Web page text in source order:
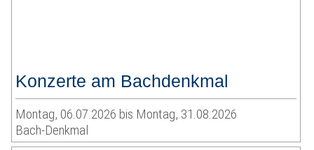
Konzerte am Bachdenkmal
Montag, 06.07.2026 bis Montag, 31.08.2026
Bach-Denkmal